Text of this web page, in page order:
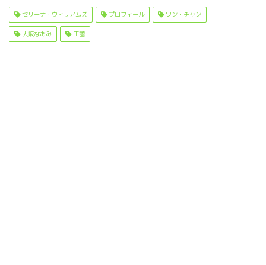
c
e
it
t
e t
セリーナ・ウィリアムズ プロフィール ワン・チャン
大坂なおみ 王薔